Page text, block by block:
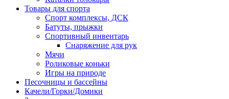
Товары для спорта
Спорт комплексы, ДСК
Батуты, прыжки
Спортивный инвентарь
Снаряжение для рук
Мячи
Роликовые коньки
Игры на природе
Песочницы и бассейны
Качели/Горки/Домики